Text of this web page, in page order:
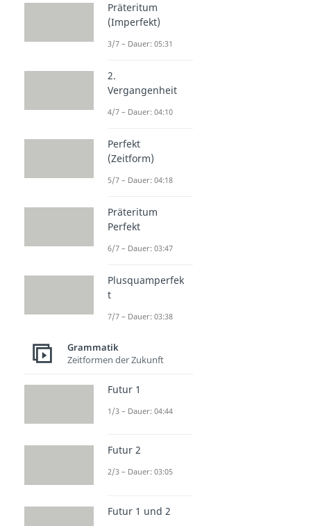
Präteritum
(Imperfekt)
3/7 – Dauer: 05:31
2.
Vergangenheit
4/7 – Dauer: 04:10
Perfekt
(Zeitform)
5/7 – Dauer: 04:18
Präteritum
Perfekt
6/7 – Dauer: 03:47
Plusquamperfek
t
7/7 – Dauer: 03:38
Grammatik
Zeitformen der Zukunft
Futur 1
1/3 – Dauer: 04:44
Futur 2
2/3 – Dauer: 03:05
Futur 1 und 2